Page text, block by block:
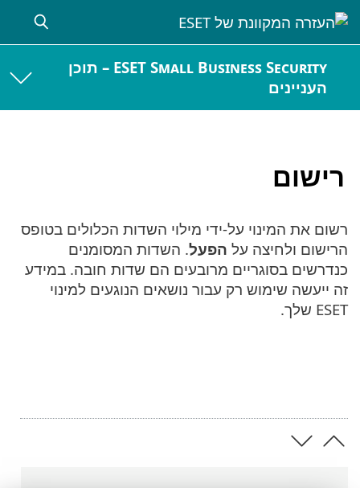
ESET Small Business Security – תוכן
העניינים
רישום
רשום את המינוי על-ידי מילוי השדות הכלולים בטופס
הרישום ולחיצה על הפעל. השדות המסומנים
כנדרשים בסוגריים מרובעים הם שדות חובה. במידע
זה ייעשה שימוש רק עבור נושאים הנוגעים למינוי
ESET שלך.